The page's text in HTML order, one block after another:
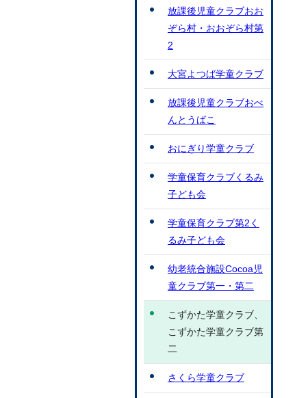
放課後児童クラブおお
ぞら村・おおぞら村第
2
大宮よつば学童クラブ
放課後児童クラブおべ
んとうばこ
おにぎり学童クラブ
学童保育クラブくるみ
子ども会
学童保育クラブ第2く
るみ子ども会
幼老統合施設Cocoa児
童クラブ第一・第二
こずかた学童クラブ、
こずかた学童クラブ第
二
さくら学童クラブ